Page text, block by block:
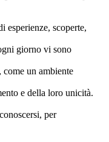
esperienze, scoperte,
giorno vi sono
un ambiente
e della loro unicità.
per